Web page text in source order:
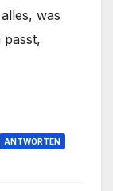
was
passt,
ANTWORTEN